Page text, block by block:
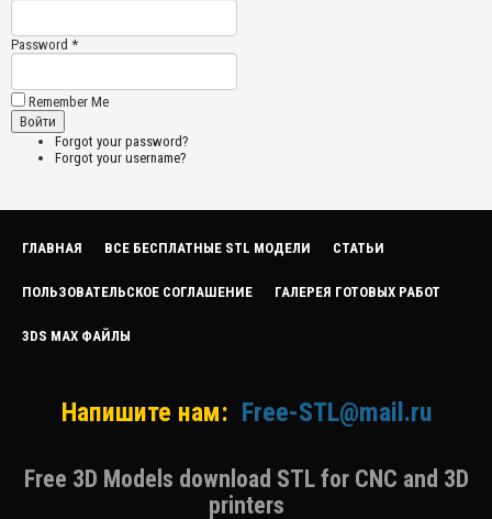
Password *
Remember Me
Forgot your password?
Forgot your username?
ГЛАВНАЯ ВСЕ БЕСПЛАТНЫЕ STL МОДЕЛИ СТАТЬИ
ПОЛЬЗОВАТЕЛЬСКОЕ СОГЛАШЕНИЕ ГАЛЕРЕЯ ГОТОВЫХ РАБОТ
3DS MAX ФАЙЛЫ
Напишите нам: Free-STL@mail.ru
Free 3D Models download STL for CNC and 3D
printers